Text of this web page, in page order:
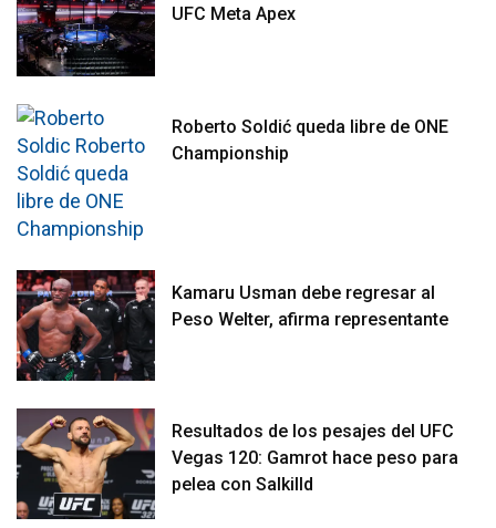
UFC Meta Apex
Roberto Soldić queda libre de ONE
Championship
Kamaru Usman debe regresar al
Peso Welter, afirma representante
Resultados de los pesajes del UFC
Vegas 120: Gamrot hace peso para
pelea con Salkilld